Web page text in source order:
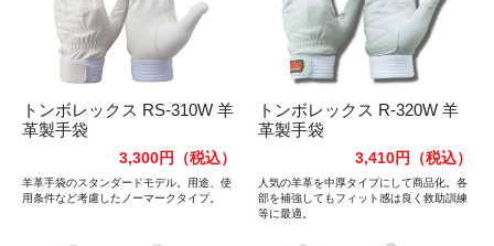
トンボレックス RS-310W 羊
革製手袋
3,300円 （税込）
羊革手袋のスタンダードモデル。用途、使
用条件など考慮したノーマークタイプ。
トンボレックス R-320W 羊
革製手袋
3,410円 （税込）
人気の羊革を中厚タイプにして商品化。各
部を補強してもフィット感は良く救助訓練
等に最適。